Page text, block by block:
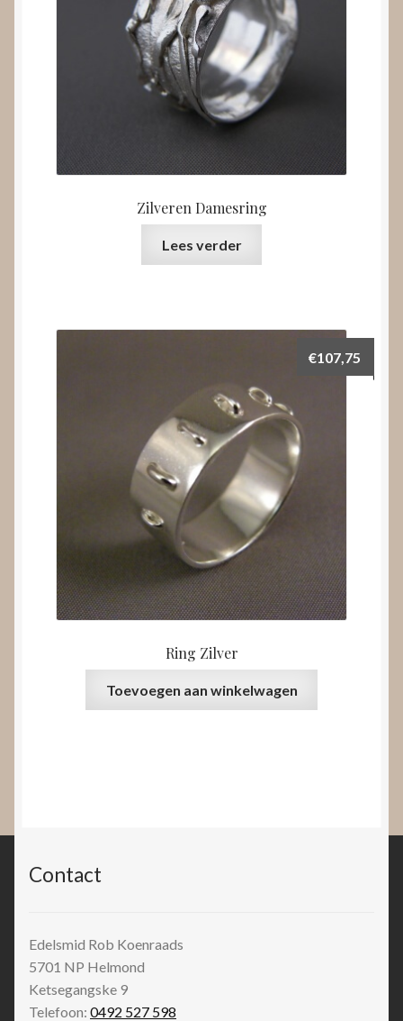
Zilveren Damesring
Lees verder
Ring Zilver
€107,75
Toevoegen aan winkelwagen
Contact
Edelsmid Rob Koenraads
5701 NP Helmond
Ketsegangske 9
Telefoon: 0492 527 598